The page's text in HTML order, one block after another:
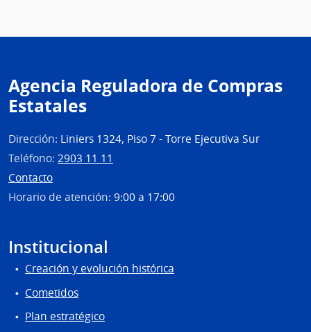
Agencia Reguladora de Compras
Estatales
Dirección: Liniers 1324, Piso 7 - Torre Ejecutiva Sur
Teléfono: 2903 11 11
Contacto
Horario de atención: 9:00 a 17:00
Institucional
Creación y evolución histórica
Cometidos
Plan estratégico